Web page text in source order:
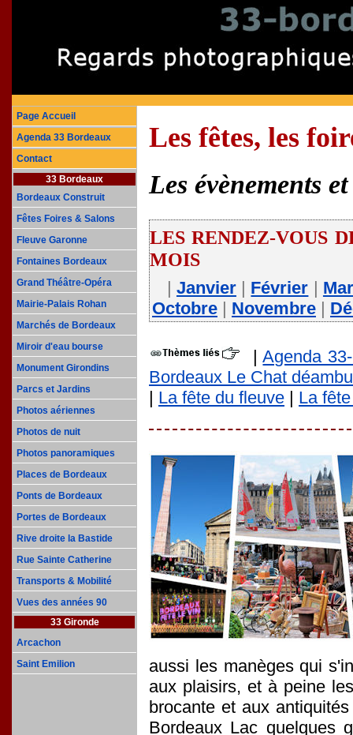
Page Accueil
Agenda 33 Bordeaux
Contact
33 Bordeaux
Bordeaux Construit
Fêtes Foires & Salons
Fleuve Garonne
Fontaines Bordeaux
Grand Théâtre-Opéra
Mairie-Palais Rohan
Marchés de Bordeaux
Miroir d'eau bourse
Monument Girondins
Parcs et Jardins
Photos aériennes
Photos de nuit
Photos panoramiques
Places de Bordeaux
Ponts de Bordeaux
Portes de Bordeaux
Rive droite la Bastide
Rue Sainte Catherine
Transports & Mobilité
Vues des années 90
33 Gironde
Arcachon
Saint Emilion
Les fêtes, les
Les évènements
LES RENDEZ-VOUS
MOIS
| Janvier| Février |
Octobre | Novembre |
|Agenda
Bordeaux Le Chat
| La fête du fleuve | La
aussi les manèges qui
aux plaisirs, et à peine
brocante et aux
Bordeaux Lac quelques